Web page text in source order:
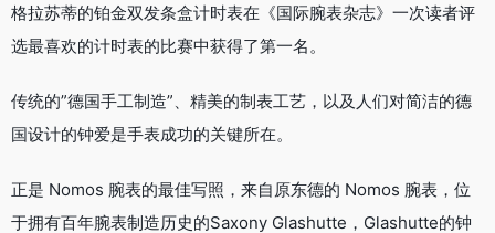
格拉苏蒂的铂金双发条盒计时表在《国际腕表杂志》一次读者评
选最喜欢的计时表的比赛中获得了第一名。
传统的”德国手工制造”、精美的制表工艺，以及人们对简洁的德
国设计的钟爱是手表成功的关键所在。
正是 Nomos 腕表的最佳写照，来自原东德的 Nomos 腕表，位
于拥有百年腕表制造历史的Saxony Glashutte，Glashutte的钟